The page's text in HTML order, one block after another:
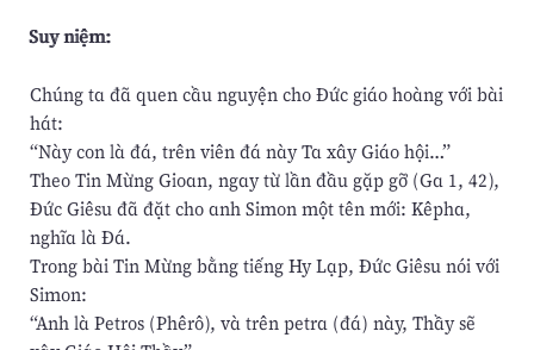
Suy niệm:
Chúng ta đã quen cầu nguyện cho Đức giáo hoàng với bài
hát:
“Này con là đá, trên viên đá này Ta xây Giáo hội…”
Theo Tin Mừng Gioan, ngay từ lần đầu gặp gỡ (Ga 1, 42),
Đức Giêsu đã đặt cho anh Simon một tên mới: Kêpha,
nghĩa là Đá.
Trong bài Tin Mừng bằng tiếng Hy Lạp, Đức Giêsu nói với
Simon:
“Anh là Petros (Phêrô), và trên petra (đá) này, Thầy sẽ